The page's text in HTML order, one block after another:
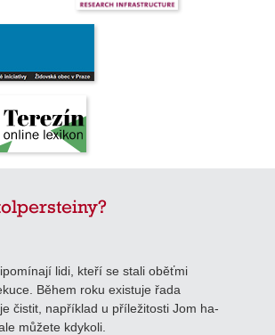
lidi, kteří se stali oběťmi
Během roku existuje řada
čistit, například u příležitosti Jom ha-
můžete kdykoli.